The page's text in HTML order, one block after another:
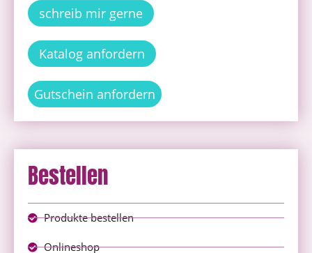
schreib mir gerne
Katalog anfordern
Gutschein anfordern
Bestellen
Produkte bestellen
Onlineshop